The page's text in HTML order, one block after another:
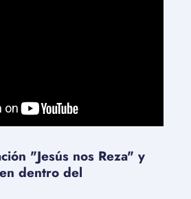
"Jesús nos Reza" y
dentro del